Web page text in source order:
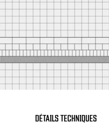
DÉTAILS TECHNIQUES